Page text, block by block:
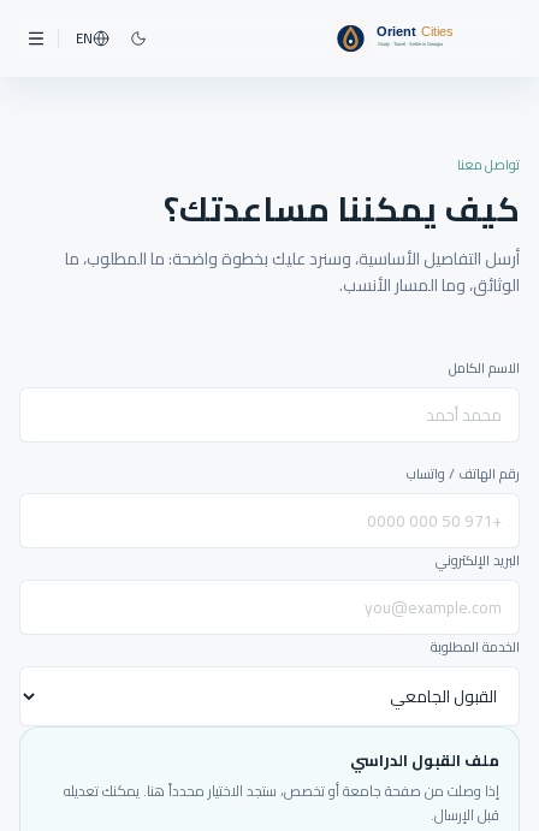
EN
تواصل معنا
كيف يمكننا مساعدتك؟
أرسل التفاصيل الأساسية، وسنرد عليك بخطوة واضحة: ما المطلوب، ما
الوثائق، وما المسار الأنسب.
الاسم الكامل
رقم الهاتف / واتساب
البريد الإلكتروني
الخدمة المطلوبة
ملف القبول الدراسي
إذا وصلت من صفحة جامعة أو تخصص، ستجد الاختيار محدداً هنا. يمكنك تعديله
قبل الإرسال.